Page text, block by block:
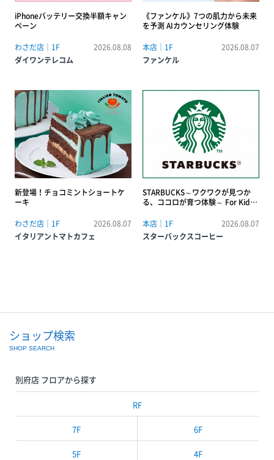
iPhoneバッテリー交換半額キャン
ペーン
わさだ店｜1F
2026.08.08
ダイワンテレコム
《ファンケル》7つの肌力から未来
を予測 AIカウンセリング体験
本店｜1F
2026.08.07
ファンケル
新登場！チョコミントショートケ
ーキ
わさだ店｜1F
2026.08.07
イタリアントマトカフェ
STARBUCKS～ワクワクが見つか
る、ココロが育つ体験～ For Kids
究〜コーヒーの未来、環境勉強会
~】
本店｜1F
2026.08.07
スターバックスコーヒー
ショップ検索
SHOP SEARCH
別府店 フロアから探す
RF
7F 6F
5F 4F